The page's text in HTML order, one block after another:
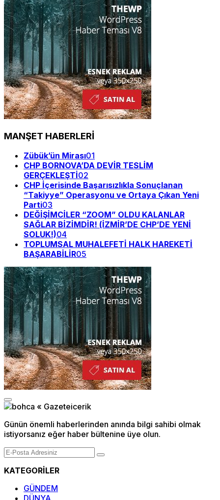
MANŞET HABERLERİ
Zübük’ün Mirası01
CHP BORNOVA’DA DEVİR TESLİM
GERÇEKLEŞTİ02
CHP İçerisinde Başarısızlıkla Sonuçlanan
“Takiyye” Operasyonu ve Ortaya Çıkan Yeni
Parti03
DEĞİŞİMCİLER “ZOOM” OLDU KALANLAR
SAĞLAR BİZİMDİR! (İZMİR’DE CHP’DE YENİ
SOLUK!)04
TOPLUMSAL MUHALEFETİ HALK HAREKETİ
BAŞARABİLİR05
Günün önemli haberlerinden anında bilgi sahibi olmak
istiyorsanız eğer haber bültenine üye olun.
KATEGORİLER
GÜNDEM